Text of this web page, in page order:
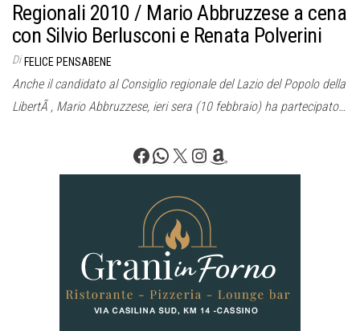
Regionali 2010 / Mario Abbruzzese a cena
con Silvio Berlusconi e Renata Polverini
Di FELICE PENSABENE
Anche il candidato al Consiglio regionale del Lazio del Popolo della
LibertÃ , Mario Abbruzzese, ieri sera (10 febbraio) ha partecipato…
Facebook
WhatsApp
X Instagram
Amazon